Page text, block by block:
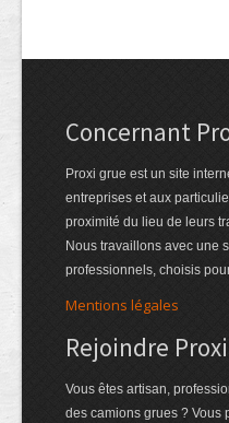
Concernant
Proxi grue est un site
entreprises et aux
proximité du lieu de leurs
Nous travaillons avec une
professionnels, choisis
Mentions légales
Rejoindre
Vous êtes artisan,
des camions grues ? Vous